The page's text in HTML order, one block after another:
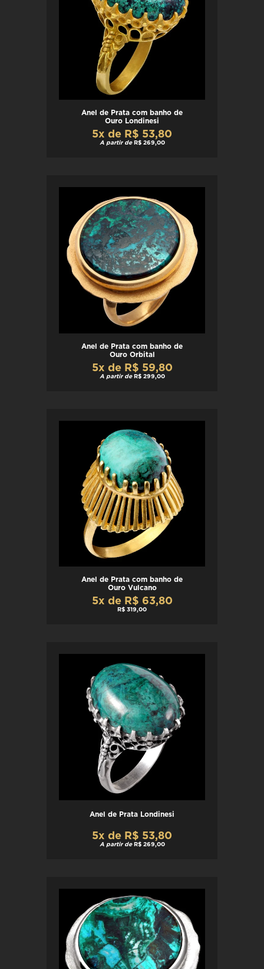
Anel de Prata com banho de
Ouro Londinesi
5x de R$ 53,80
A partir de R$ 269,00
Anel de Prata com banho de
Ouro Orbital
5x de R$ 59,80
A partir de R$ 299,00
Anel de Prata com banho de
Ouro Vulcano
5x de R$ 63,80
R$ 319,00
Anel de Prata Londinesi
5x de R$ 53,80
A partir de R$ 269,00